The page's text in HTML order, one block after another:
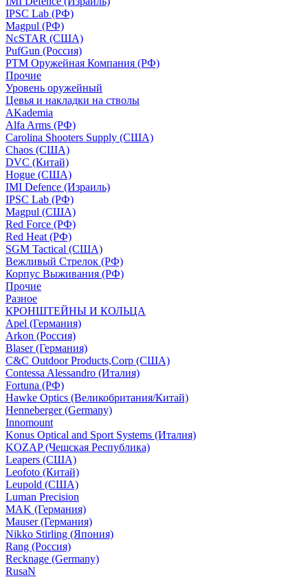
IPSC Lab (РФ)
Magpul (РФ)
NcSTAR (США)
PufGun (Россия)
РТМ Оружейная Компания (РФ)
Прочие
Уровень оружейный
Цевья и накладки на стволы
AKademia
Alfa Arms (РФ)
Carolina Shooters Supply (США)
Chaos (США)
DVC (Китай)
Hogue (США)
IMI Defence (Израиль)
IPSC Lab (РФ)
Magpul (США)
Red Force (РФ)
Red Heat (РФ)
SGM Tactical (США)
Вежливый Стрелок (РФ)
Корпус Выживания (РФ)
Прочие
Разное
КРОНШТЕЙНЫ И КОЛЬЦА
Apel (Германия)
Arkon (Россия)
Blaser (Германия)
C&C Outdoor Products,Corp (США)
Contessa Alessandro (Италия)
Fortuna (РФ)
Hawke Optics (Великобритания/Китай)
Henneberger (Germany)
Innomount
Konus Optical and Sport Systems (Италия)
KOZAP (Чешская Республика)
Leapers (США)
Leofoto (Китай)
Leupold (США)
Luman Precision
MAK (Германия)
Mauser (Германия)
Nikko Stirling (Япония)
Rang (Россия)
Recknage (Germany)
RusaN